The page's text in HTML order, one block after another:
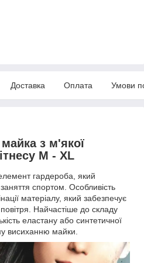
Доставка Оплата Умови
з м'якої
M - XL
гардероба, який
спортом. Особливість
матеріалу, який забезпечує
Найчастіше до складу
еластану або синтетичної
висиханню майки.